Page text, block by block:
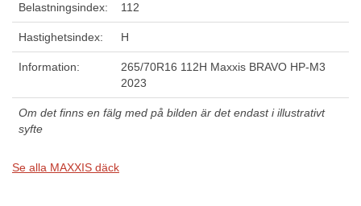
Belastningsindex: 112
Hastighetsindex: H
Information:
265/70R16 112H Maxxis BRAVO HP-M3
2023
Om det finns en fälg med på bilden är det endast i illustrativt
syfte
Se alla MAXXIS däck